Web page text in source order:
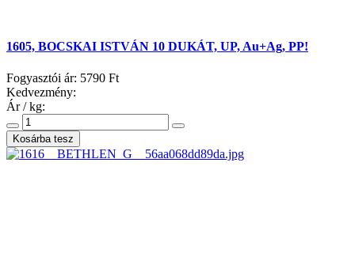
1605, BOCSKAI ISTVÁN 10 DUKÁT, UP, Au+Ag, PP!
Fogyasztói ár: 5790 Ft
Kedvezmény:
Ár / kg: